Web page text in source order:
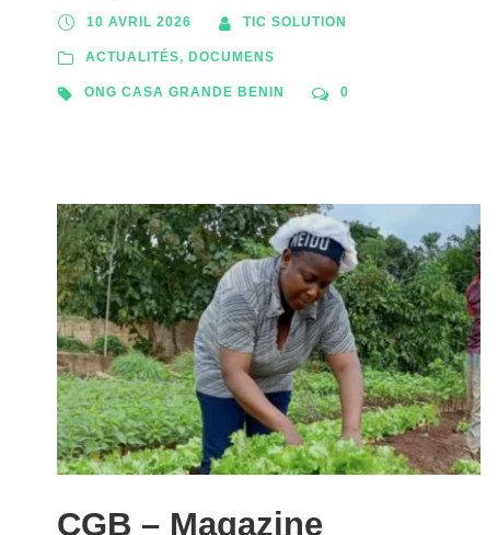
10 AVRIL 2026 TIC SOLUTION
ACTUALITÉS, DOCUMENS
ONG CASA GRANDE BENIN 0
CGB – Magazine